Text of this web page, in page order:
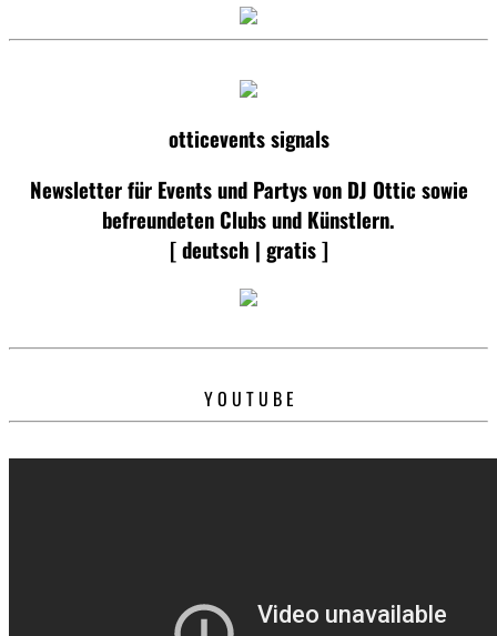
otticevents signals
Newsletter für Events und Partys von DJ Ottic sowie
befreundeten Clubs und Künstlern.
[ deutsch | gratis ]
Y O U T U B E